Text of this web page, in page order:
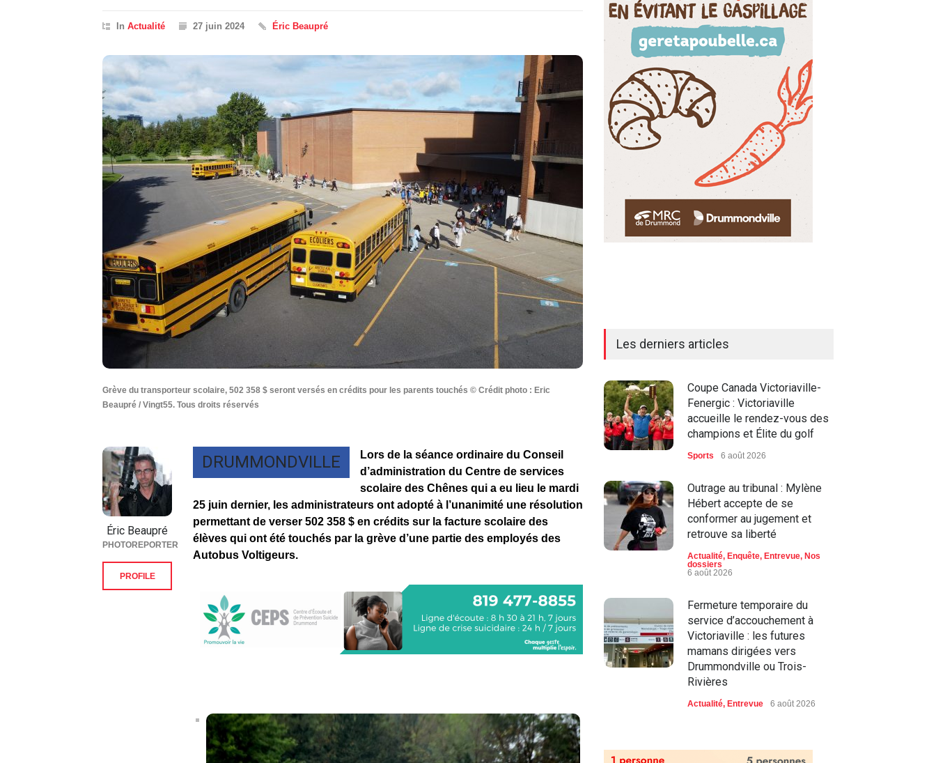
In Actualité 27 juin 2024 Éric Beaupré
Grève du transporteur scolaire, 502 358 $ seront versés en crédits pour les parents touchés © Crédit photo : Eric
Beaupré / Vingt55. Tous droits réservés
DRUMMONDVILLE
Lors de la séance ordinaire du Conseil
d’administration du Centre de services
scolaire des Chênes qui a eu lieu le mardi
25 juin dernier, les administrateurs ont adopté à l’unanimité une résolution
permettant de verser 502 358 $ en crédits sur la facture scolaire des
élèves qui ont été touchés par la grève d’une partie des employés des
Autobus Voltigeurs.
Éric Beaupré
PHOTOREPORTER
PROFILE
Les derniers articles
Coupe Canada Victoriaville-
Fenergic : Victoriaville
accueille le rendez-vous des
champions et Élite du golf
Sports 6 août 2026
Outrage au tribunal : Mylène
Hébert accepte de se
conformer au jugement et
retrouve sa liberté
Actualité, Enquête, Entrevue, Nos
dossiers
6 août 2026
Fermeture temporaire du
service d’accouchement à
Victoriaville : les futures
mamans dirigées vers
Drummondville ou Trois-
Rivières
Actualité, Entrevue 6 août 2026